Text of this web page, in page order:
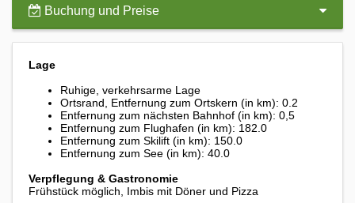
Buchung und Preise
Lage
Ruhige, verkehrsarme Lage
Ortsrand, Entfernung zum Ortskern (in km): 0.2
Entfernung zum nächsten Bahnhof (in km): 0,5
Entfernung zum Flughafen (in km): 182.0
Entfernung zum Skilift (in km): 150.0
Entfernung zum See (in km): 40.0
Verpflegung & Gastronomie
Frühstück möglich, Imbis mit Döner und Pizza